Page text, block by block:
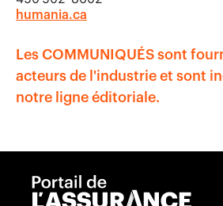
humania.ca
Les COMMUNIQUÉS sont
acteurs de l'industrie et sont
notre ligne éditoriale.